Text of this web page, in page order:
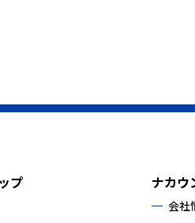
プ ナカウ
会社